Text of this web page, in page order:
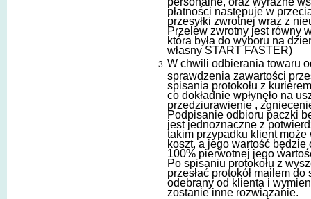
płatności następuje w
przesyłki zwrotnej wraz z
Przelew zwrotny jest równy
która była do wyboru na
własny START FASTER)
W chwili odbierania towaru
sprawdzenia zawartości
spisania protokołu z
co dokładnie wpłynęło na
przedziurawienie ,
Podpisanie odbioru paczki
jest jednoznaczne z
takim przypadku klient może
koszt, a jego wartość
100% pierwotnej jego
Po spisaniu protokołu z
przesłać protokół mailem
odebrany od klienta i
zostanie inne rozwiązanie.